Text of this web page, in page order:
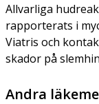
Allvarliga
rapporterats i
Viatris och
skador på
Andra